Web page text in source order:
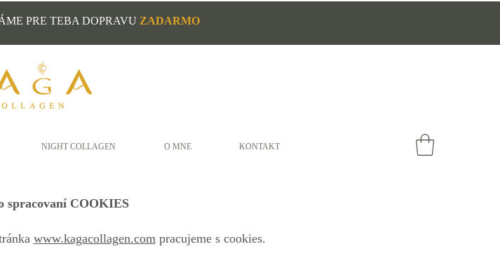
PRE TEBA DOPRAVU ZADARMO
NIGHT COLLAGEN O MNE KONTAKT
spracovaní COOKIES
www.kagacollagen.compracujeme s cookies.